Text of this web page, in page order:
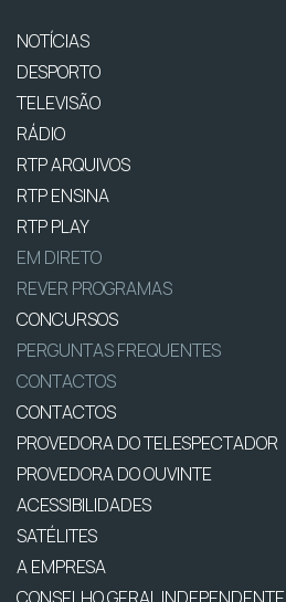
NOTÍCIAS
DESPORTO
TELEVISÃO
RÁDIO
RTP ARQUIVOS
RTP ENSINA
RTP PLAY
EM DIRETO
REVER PROGRAMAS
CONCURSOS
PERGUNTAS FREQUENTES
CONTACTOS
CONTACTOS
PROVEDORA DO TELESPECTADOR
PROVEDORA DO OUVINTE
ACESSIBILIDADES
SATÉLITES
A EMPRESA
CONSELHO GERAL INDEPENDENTE